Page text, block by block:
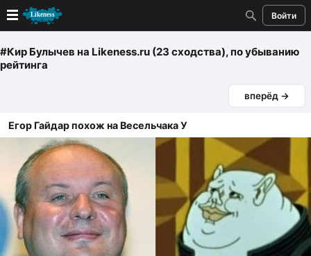
Войти
Новые
Голосование
Кандидаты
Случайное сходство 👍
Создать сходство
Для публикации необходима авторизация
#Кир Булычев на Likeness.ru (23 сходства), по убыванию
рейтинга
вперёд →
Егор Гайдар похож на Весельчака У